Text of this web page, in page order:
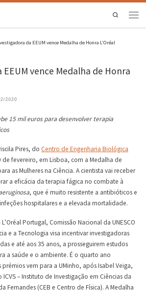
Search
da EEUM vence Medalha de Honra L’Oréal
vence Medalha de Honra
2020
15 mil euros para desenvolver terapia
Pires, do Centro de Engenharia Biológica
de fevereiro, em Lisboa, com a Medalha de
as Mulheres na Ciência. A cientista vai receber
a eficácia da terapia fágica no combate à
, que é muito resistente a antibióticos e
hospitalares e a elevada mortalidade.
Portugal, Comissão Nacional da UNESCO
e a Tecnologia visa incentivar investigadoras
e até aos 35 anos, a prosseguirem estudos
a saúde e o ambiente. É o quarto ano
vem para a UMinho, após Isabel Veiga,
– Instituto de Investigação em Ciências da
Fernandes (CEB e Centro de Física). A Medalha